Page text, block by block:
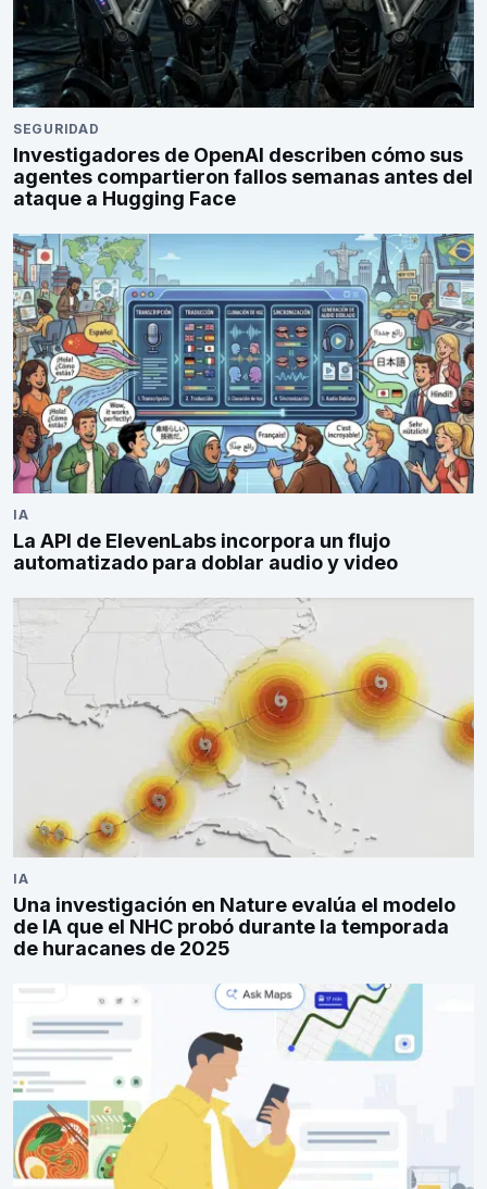
SEGURIDAD
Investigadores de OpenAI describen cómo sus
agentes compartieron fallos semanas antes del
ataque a Hugging Face
IA
La API de ElevenLabs incorpora un flujo
automatizado para doblar audio y video
IA
Una investigación en Nature evalúa el modelo
de IA que el NHC probó durante la temporada
de huracanes de 2025